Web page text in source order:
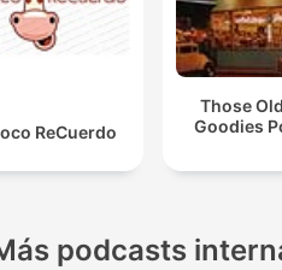
ReCuerdo
Those
Goodies
podcasts